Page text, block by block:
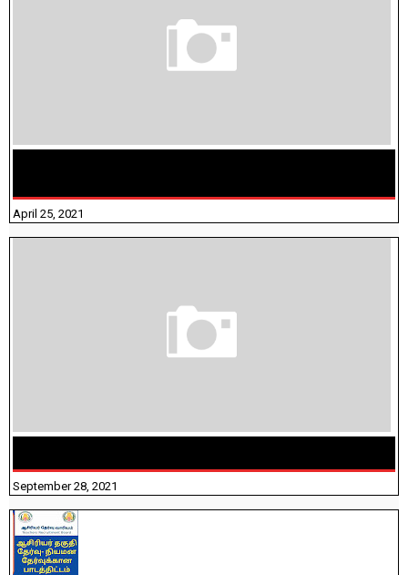
April 25, 2021
September 28, 2021